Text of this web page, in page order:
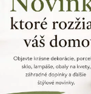
Keramika
Ako sa starať
Keramické vázy